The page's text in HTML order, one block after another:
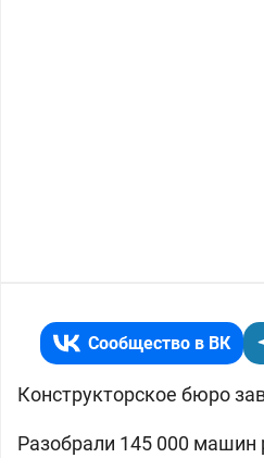
Сообщество в ВК
Конструкторское бюро
Разобрали 145 000